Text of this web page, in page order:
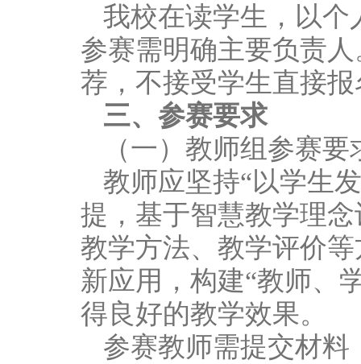
我校在读学生，以个
参赛需明确主要负责
荐，不接受学生直接
三、参赛要求
（一）教师组参赛要
教师应坚持“以学生
提，基于智慧教学理
教学方法、教学评价
新应用，构建“教师、
得良好的教学效果。
参赛教师需提交材料